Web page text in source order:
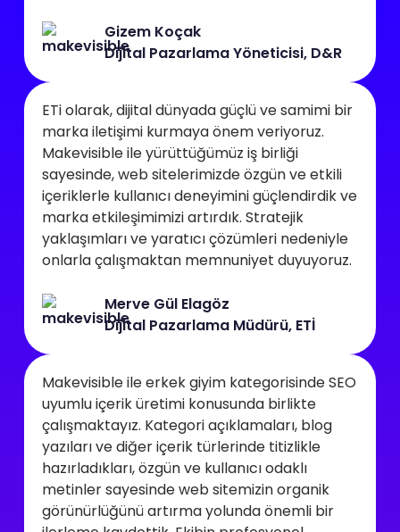
Gizem Koçak
Dijital Pazarlama Yöneticisi, D&R
ETi olarak, dijital dünyada güçlü ve samimi bir
marka iletişimi kurmaya önem veriyoruz.
Makevisible ile yürüttüğümüz iş birliği
sayesinde, web sitelerimizde özgün ve etkili
içeriklerle kullanıcı deneyimini güçlendirdik ve
marka etkileşimimizi artırdık. Stratejik
yaklaşımları ve yaratıcı çözümleri nedeniyle
onlarla çalışmaktan memnuniyet duyuyoruz.
Merve Gül Elagöz
Dijital Pazarlama Müdürü, ETİ
Makevisible ile erkek giyim kategorisinde SEO
uyumlu içerik üretimi konusunda birlikte
çalışmaktayız. Kategori açıklamaları, blog
yazıları ve diğer içerik türlerinde titizlikle
hazırladıkları, özgün ve kullanıcı odaklı
metinler sayesinde web sitemizin organik
görünürlüğünü artırma yolunda önemli bir